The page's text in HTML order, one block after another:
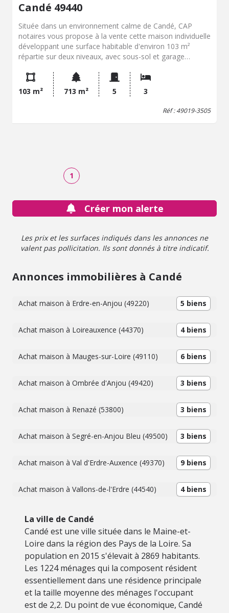
Candé 49440
Située dans un environnement calme de Candé, CAP
notaires vous propose à la vente cette maison individuelle
développant une surface habitable d'environ 103 m²
répartie sur deux niveaux, avec sous-sol et garage
vous découvrirez une entrée avec placard desservant un
bureau idéal pour le télétravail, une cuisine aménagée et
équipée, ainsi qu'une agréable pièce de vie lumineuse
agrémentée d'un insert à bois, apportant chaleur et
avec terrasse. Pour plus de renseignements, merci de me
contacter par téléphone!
103 m² 713 m² 5 3
Réf : 49019-3505
1
Créer mon alerte
Les prix et les surfaces indiqués dans les annonces ne
valent pas pollicitation. Ils sont donnés à titre indicatif.
Annonces immobilières à Candé
Achat maison à Erdre-en-Anjou (49220) 5 biens
Achat maison à Loireauxence (44370) 4 biens
Achat maison à Mauges-sur-Loire (49110) 6 biens
Achat maison à Ombrée d'Anjou (49420) 3 biens
Achat maison à Renazé (53800) 3 biens
Achat maison à Segré-en-Anjou Bleu (49500) 3 biens
Achat maison à Val d'Erdre-Auxence (49370) 9 biens
Achat maison à Vallons-de-l'Erdre (44540) 4 biens
La ville de Candé
Candé est une ville située dans le Maine-et-
Loire dans la région des Pays de la Loire. Sa
population en 2015 s'élevait à 2869 habitants.
Les 1224 ménages qui la composent résident
essentiellement dans une résidence principale
et la taille moyenne des ménages l'occupant
est de 2,2. Du point de vue économique, Candé